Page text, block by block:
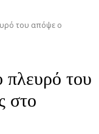
του απόψε o
πλευρό του
στο